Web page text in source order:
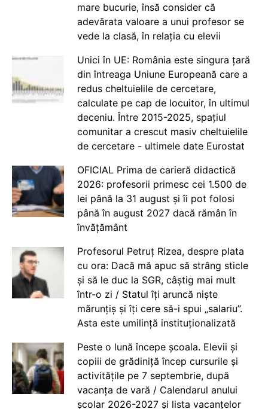
mare bucurie, însă consider că
adevărata valoare a unui profesor se
vede la clasă, în relația cu elevii
Unici în UE: România este singura țară
din întreaga Uniune Europeană care a
redus cheltuielile de cercetare,
calculate pe cap de locuitor, în ultimul
deceniu. Între 2015-2025, spațiul
comunitar a crescut masiv cheltuielile
de cercetare - ultimele date Eurostat
OFICIAL Prima de carieră didactică
2026: profesorii primesc cei 1.500 de
lei până la 31 august și îi pot folosi
până în august 2027 dacă rămân în
învățământ
Profesorul Petruț Rizea, despre plata
cu ora: Dacă mă apuc să strâng sticle
și să le duc la SGR, câștig mai mult
într-o zi / Statul îți aruncă niște
mărunțiș și îți cere să-i spui „salariu”.
Asta este umilință instituționalizată
Peste o lună începe școala. Elevii și
copiii de grădiniță încep cursurile și
activitățile pe 7 septembrie, după
vacanța de vară / Calendarul anului
școlar 2026-2027 și lista vacanțelor